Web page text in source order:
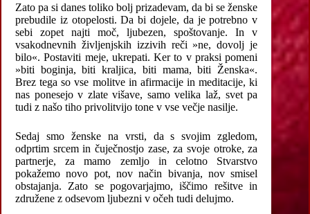
Zato pa si danes toliko bolj prizadevam, da bi se ženske
prebudile iz otopelosti. Da bi dojele, da je potrebno v
sebi zopet najti moč, ljubezen, spoštovanje. In v
vsakodnevnih življenjskih izzivih reči »ne, dovolj je
bilo«. Postaviti meje, ukrepati. Ker to v praksi pomeni
»biti boginja, biti kraljica, biti mama, biti Ženska«.
Brez tega so vse molitve in afirmacije in meditacije, ki
nas ponesejo v zlate višave, samo velika laž, svet pa
tudi z našo tiho privolitvijo tone v vse večje nasilje.
Sedaj smo ženske na vrsti, da s svojim zgledom,
odprtim srcem in čuječnostjo zase, za svoje otroke, za
partnerje, za mamo zemljo in celotno Stvarstvo
pokažemo novo pot, nov način bivanja, nov smisel
obstajanja. Zato se pogovarjajmo, iščimo rešitve in
združene z odsevom ljubezni v očeh tudi delujmo.